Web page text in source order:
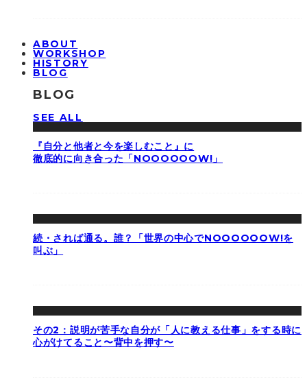
ABOUT
WORKSHOP
HISTORY
BLOG
BLOG
SEE ALL
『自分と他者と今を楽しむこと』に
徹底的に向き合った「NOOOOOOW!」
続・されば通る。誰？「世界の中心でNOOOOOOW!を
叫ぶ」
その2：説明が苦手な自分が「人に教える仕事」をする時に
心がけてること〜背中を押す〜